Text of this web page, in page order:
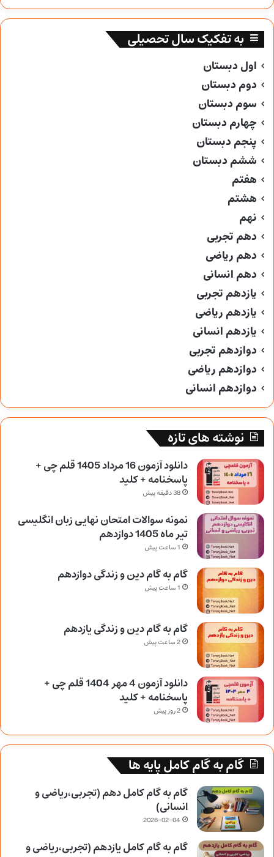
به تفکیک سال تحصیلی
اول دبستان
دوم دبستان
سوم دبستان
چهارم دبستان
پنجم دبستان
ششم دبستان
هفتم
هشتم
نهم
دهم تجربی
دهم ریاضی
دهم انسانی
یازدهم تجربی
یازدهم ریاضی
یازدهم انسانی
دوازدهم تجربی
دوازدهم ریاضی
دوازدهم انسانی
نوشته های تازه
دانلود آزمون 16 مرداد 1405 قلم چی +
پاسخنامه + کلید
38 دقیقه پیش
نمونه سوالات امتحان نهایی زبان انگلیسی
تیر ماه 1405 دوازدهم
1 ساعت پیش
گام به گام دین و زندگی دوازدهم
1 ساعت پیش
گام به گام دین و زندگی یازدهم
2 ساعت پیش
دانلود آزمون 4 مهر 1404 قلم چی +
پاسخنامه + کلید
2 روز پیش
گام به گام کامل پایه ها
گام به گام کامل دهم (تجربی،ریاضی و
انسانی)
2026-02-04
گام به گام کامل یازدهم (تجربی،ریاضی و